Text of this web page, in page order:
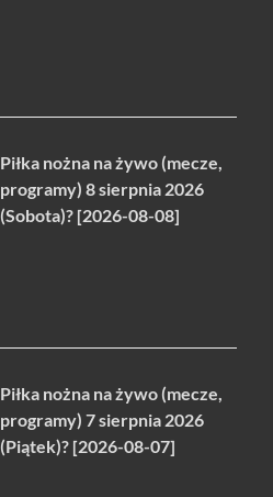
Piłka nożna na żywo (mecze,
programy) 8 sierpnia 2026
(Sobota)? [2026-08-08]
Piłka nożna na żywo (mecze,
programy) 7 sierpnia 2026
(Piątek)? [2026-08-07]